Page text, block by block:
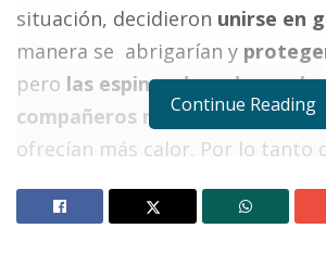
situación, decidieron unirse en
manera se abrigarían y
pero las espinas de cada uno
compañeros más cercanos,los
ofrecían más calor. Por lo tanto
congelados.
Continue Reading